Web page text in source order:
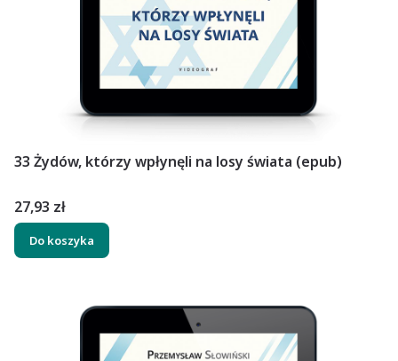
33 Żydów, którzy wpłynęli na losy świata (epub)
Cena
27,93 zł
Do koszyka